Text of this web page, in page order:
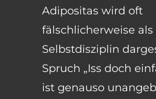
Adipositas wird oft
fälschlicherweise
Selbstdisziplin
Spruch „Iss doch
ist genauso